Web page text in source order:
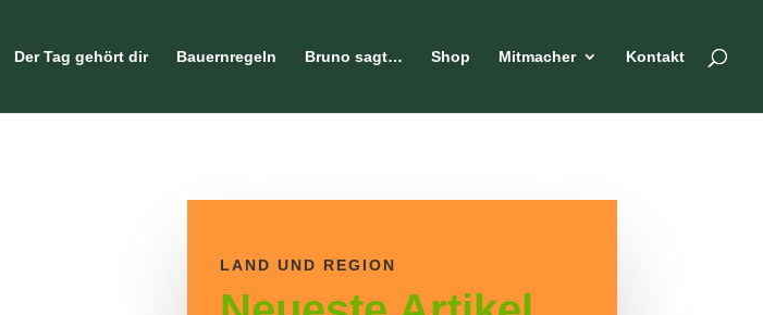
Der Tag gehört dir Bauernregeln Bruno sagt… Shop Mitmacher Kontakt
LAND UND REGION